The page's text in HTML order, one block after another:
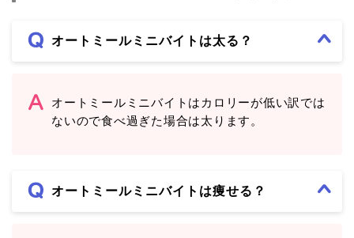
オートミールミニバイトは太る？
オートミールミニバイトはカロリーが低い訳では
ないので食べ過ぎた場合は太ります。
オートミールミニバイトは痩せる？